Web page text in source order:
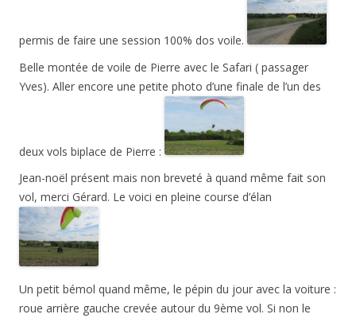
permis de faire une session 100% dos voile.
Belle montée de voile de Pierre avec le Safari ( passager
Yves). Aller encore une petite photo d’une finale de l’un des
deux vols biplace de Pierre :
Jean-noël présent mais non breveté à quand même fait son
vol, merci Gérard. Le voici en pleine course d’élan
Un petit bémol quand même, le pépin du jour avec la voiture :
roue arrière gauche crevée autour du 9ème vol. Si non le